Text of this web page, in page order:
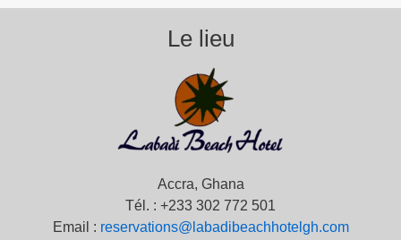
Le lieu
Accra, Ghana
Tél. : +233 302 772 501
Email : reservations@labadibeachhotelgh.com